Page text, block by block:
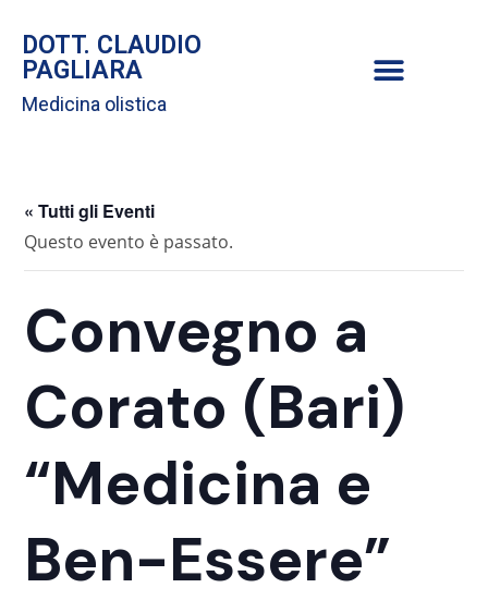
DOTT. CLAUDIO
PAGLIARA
Medicina olistica
« Tutti gli Eventi
Questo evento è passato.
Convegno a
Corato (Bari)
“Medicina e
Ben-Essere”